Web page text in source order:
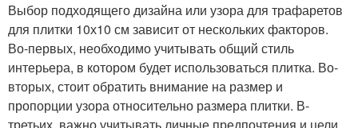
Выбор подходящего дизайна или узора для трафаретов
для плитки 10х10 см зависит от нескольких факторов.
Во-первых, необходимо учитывать общий стиль
интерьера, в котором будет использоваться плитка. Во-
вторых, стоит обратить внимание на размер и
пропорции узора относительно размера плитки. В-